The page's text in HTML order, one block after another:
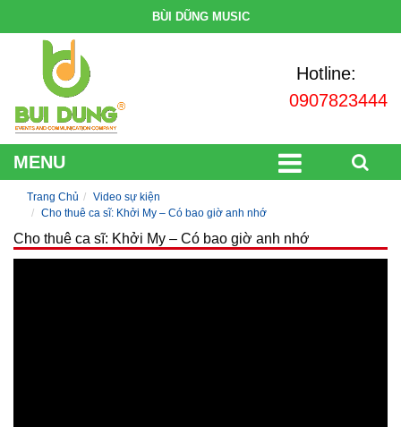
BÙI DŨNG MUSIC
Hotline:
0907823444
MENU
Trang Chủ
Video sự kiện
Cho thuê ca sĩ: Khởi My – Có bao giờ anh nhớ
Cho thuê ca sĩ: Khởi My – Có bao giờ anh nhớ